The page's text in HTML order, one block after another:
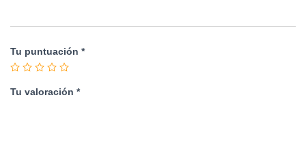
Tu puntuación *
Tu valoración *